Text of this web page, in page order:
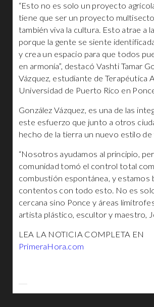
“Esto no es solo un proyecto
tiene que ser un proyecto
también viva la cultura. Esto atrae a
porque la gente se siente
y crea un espacio para que todos
en armonía”, destacó Vashti Tamar
Vázquez, estudiante de Terapéutica
Universidad de Puerto Rico en
González Vázquez, es una de las
este esfuerzo que junto a otros
hecho de la tierra un nuevo estilo de
“Nosotros ayudamos al principio,
comunidad tomó el control total
combustión espontánea, y estamos
contentos con todo esto. No es
cercana sino Ponce y áreas
artista plástico, escultor y maestro,
LEA LA NOTICIA COMPLETA EN
PrimeraHora.com